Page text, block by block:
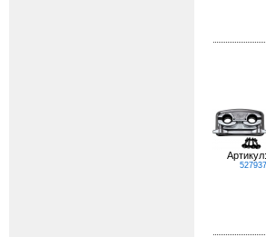
Артикул:
527937